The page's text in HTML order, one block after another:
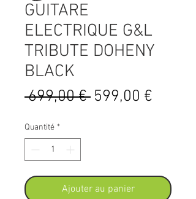
GUITARE
ELECTRIQUE G&L
TRIBUTE DOHENY
BLACK
699,00 € Prix
599,00 €
Quantité *
Ajouter au panier